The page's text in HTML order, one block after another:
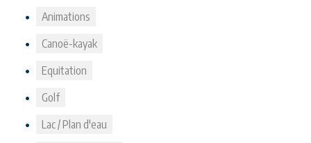
Animations
Canoë-kayak
Equitation
Golf
Lac / Plan d'eau